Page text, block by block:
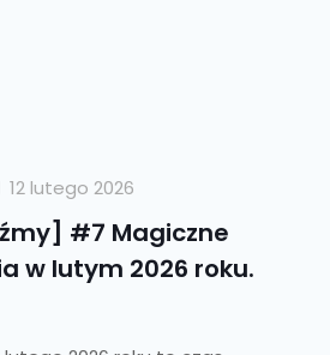
12 lutego 2026
#7 Magiczne
w lutym 2026 roku.